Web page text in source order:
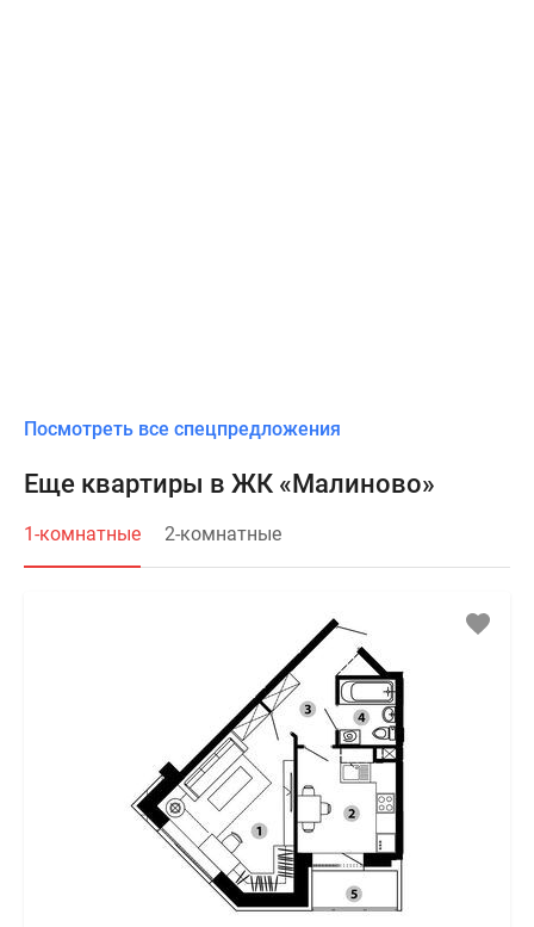
Посмотреть все спецпредложения
Еще квартиры в ЖК «Малиново»
1-комнатные 2-комнатные